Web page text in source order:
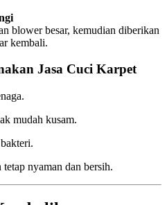
blower besar, kemudian diberikan
kembali.
Jasa Cuci Karpet
mudah kusam.
nyaman dan bersih.